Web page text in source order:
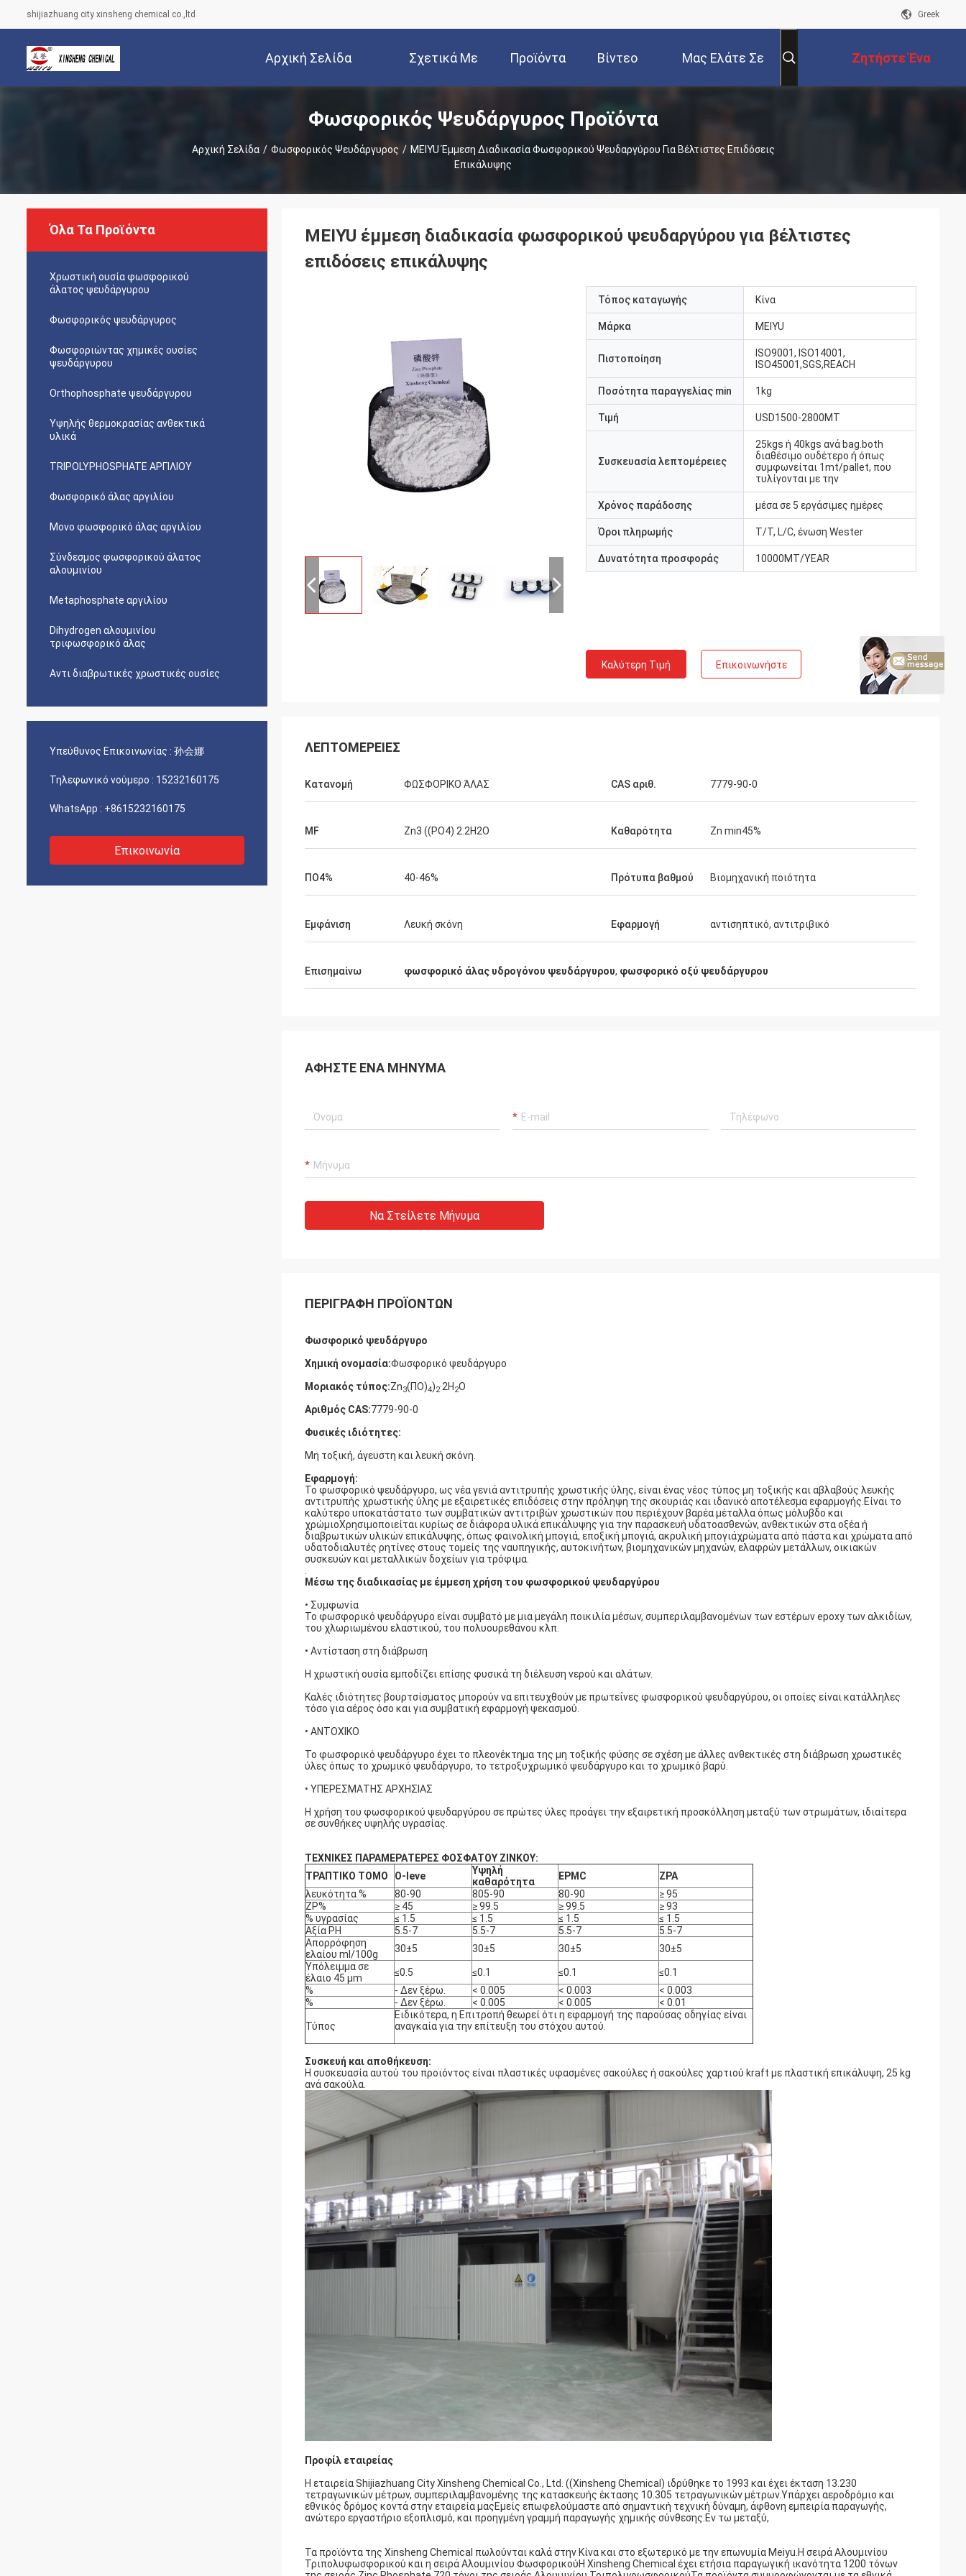
shijiazhuang city xinsheng chemical co.,ltd Greek
Αρχική Σελίδα Σχετικά Με
Εμάς
Προϊόντα Βίντεο Μας Ελάτε Σε Ζητήστε Ένα
Απόσπασμα
Φωσφορικός Ψευδάργυρος Προϊόντα
Αρχική Σελίδα / Φωσφορικός Ψευδάργυρος / MEIYU Έμμεση Διαδικασία Φωσφορικού Ψευδαργύρου Για Βέλτιστες Επιδόσεις
Επικάλυψης
Όλα Τα Προϊόντα
Χρωστική ουσία φωσφορικού
άλατος ψευδάργυρου
Φωσφορικός ψευδάργυρος
Φωσφοριώντας χημικές ουσίες
ψευδάργυρου
Orthophosphate ψευδάργυρου
Υψηλής θερμοκρασίας ανθεκτικά
υλικά
TRIPOLYPHOSPHATE ΑΡΓΙΛΙΟΥ
Φωσφορικό άλας αργιλίου
Μονο φωσφορικό άλας αργιλίου
Σύνδεσμος φωσφορικού άλατος
αλουμινίου
Metaphosphate αργιλίου
Dihydrogen αλουμινίου
τριφωσφορικό άλας
Αντι διαβρωτικές χρωστικές ουσίες
Υπεύθυνος Επικοινωνίας : 孙会娜
Τηλεφωνικό νούμερο : 15232160175
WhatsApp : +8615232160175
Επικοινωνία
MEIYU έμμεση διαδικασία φωσφορικού ψευδαργύρου για βέλτιστες
επιδόσεις επικάλυψης
Τόπος καταγωγής Κίνα
Μάρκα MEIYU
Πιστοποίηση
ISO9001, ISO14001,
ISO45001,SGS,REACH
Ποσότητα παραγγελίας min 1kg
Τιμή USD1500-2800MT
Συσκευασία λεπτομέρειες
25kgs ή 40kgs ανά bag.both
διαθέσιμο ουδέτερο ή όπως
συμφωνείται 1mt/pallet, που
τυλίγονται με την
Χρόνος παράδοσης μέσα σε 5 εργάσιμες ημέρες
Όροι πληρωμής T/T, L/C, ένωση Wester
Δυνατότητα προσφοράς 10000MT/YEAR
Καλύτερη Τιμή Επικοινωνήστε
ΛΕΠΤΟΜΈΡΕΙΕΣ
Κατανομή ΦΩΣΦΟΡΙΚΟ ΆΛΑΣ CAS αριθ. 7779-90-0
MF Zn3 ((PO4) 2.2H2O Καθαρότητα Zn min45%
ΠΟ4% 40-46% Πρότυπα βαθμού Βιομηχανική ποιότητα
Εμφάνιση Λευκή σκόνη Εφαρμογή αντισηπτικό, αντιτριβικό
Επισημαίνω φωσφορικό άλας υδρογόνου ψευδάργυρου, φωσφορικό οξύ ψευδάργυρου
ΑΦΉΣΤΕ ΈΝΑ ΜΉΝΥΜΑ
Να Στείλετε Μήνυμα
ΠΕΡΙΓΡΑΦΉ ΠΡΟΪΌΝΤΩΝ
Φωσφορικό ψευδάργυρο
Χημική ονομασία:Φωσφορικό ψευδάργυρο
Μοριακός τύπος:Zn3(ΠΟ)4)2·2H 2Ο
Αριθμός CAS:7779-90-0
Φυσικές ιδιότητες:
Μη τοξική, άγευστη και λευκή σκόνη.
Εφαρμογή:
Το φωσφορικό ψευδάργυρο, ως νέα γενιά αντιτρυπής χρωστικής ύλης, είναι ένας νέος τύπος μη τοξικής και αβλαβούς λευκής
αντιτρυπής χρωστικής ύλης με εξαιρετικές επιδόσεις στην πρόληψη της σκουριάς και ιδανικό αποτέλεσμα εφαρμογής.Είναι το
καλύτερο υποκατάστατο των συμβατικών αντιτριβών χρωστικών που περιέχουν βαρέα μέταλλα όπως μόλυβδο και
χρώμιοΧρησιμοποιείται κυρίως σε διάφορα υλικά επικάλυψης για την παρασκευή υδατοασθενών, ανθεκτικών στα οξέα ή
διαβρωτικών υλικών επικάλυψης, όπως φαινολική μπογιά, εποξική μπογιά, ακρυλική μπογιάχρώματα από πάστα και χρώματα από
υδατοδιαλυτές ρητίνες στους τομείς της ναυπηγικής, αυτοκινήτων, βιομηχανικών μηχανών, ελαφρών μετάλλων, οικιακών
συσκευών και μεταλλικών δοχείων για τρόφιμα.
Μέσω της διαδικασίας με έμμεση χρήση του φωσφορικού ψευδαργύρου
• Συμφωνία
Το φωσφορικό ψευδάργυρο είναι συμβατό με μια μεγάλη ποικιλία μέσων, συμπεριλαμβανομένων των εστέρων epoxy των αλκιδίων,
του χλωριωμένου ελαστικού, του πολυουρεθάνου κλπ.
• Αντίσταση στη διάβρωση
Η χρωστική ουσία εμποδίζει επίσης φυσικά τη διέλευση νερού και αλάτων.
Καλές ιδιότητες βουρτσίσματος μπορούν να επιτευχθούν με πρωτεΐνες φωσφορικού ψευδαργύρου, οι οποίες είναι κατάλληλες
τόσο για αέρος όσο και για συμβατική εφαρμογή ψεκασμού.
• ΑΝΤΟΧΙΚΟ
Το φωσφορικό ψευδάργυρο έχει το πλεονέκτημα της μη τοξικής φύσης σε σχέση με άλλες ανθεκτικές στη διάβρωση χρωστικές
ύλες όπως το χρωμικό ψευδάργυρο, το τετροξυχρωμικό ψευδάργυρο και το χρωμικό βαρύ.
• ΥΠΕΡΕΣΜΑΤΗΣ ΑΡΧΗΣΙΑΣ
Η χρήση του φωσφορικού ψευδαργύρου σε πρώτες ύλες προάγει την εξαιρετική προσκόλληση μεταξύ των στρωμάτων, ιδιαίτερα
σε συνθήκες υψηλής υγρασίας.
ΤΕΧΝΙΚΕΣ ΠΑΡΑΜΕΡΑΤΕΡΕΣ ΦΟΣΦΑΤΟΥ ΖΙΝΚΟΥ:
ΤΡΑΠΤΙΚΟ ΤΟΜΟ
O-leve
Υψηλή
καθαρότητα
EPMC
ZPA
λευκότητα %
80-90 805-90 80-90
≥ 95
ZP%
≥ 45 ≥ 99.5 ≥ 99.5
≥ 93
% υγρασίας
≤ 1.5 ≤ 1.5 ≤ 1.5
≤ 1.5
Αξία PH
5.5-7 5.5-7 5.5-7
5.5-7
Απορρόφηση
ελαίου ml/100g
30±5 30±5 30±5
30±5
Υπόλειμμα σε
έλαιο 45 μm
≤0.5 ≤0.1 ≤0.1
≤0.1
%
- Δεν ξέρω. < 0.005 < 0.003
< 0.003
%
- Δεν ξέρω. < 0.005 < 0.005 < 0.01
Τύπος
Ειδικότερα, η Επιτροπή θεωρεί ότι η εφαρμογή της παρούσας οδηγίας είναι
αναγκαία για την επίτευξη του στόχου αυτού.
Συσκευή και αποθήκευση:
Η συσκευασία αυτού του προϊόντος είναι πλαστικές υφασμένες σακούλες ή σακούλες χαρτιού kraft με πλαστική επικάλυψη, 25 kg
ανά σακούλα.
Προφίλ εταιρείας
Η εταιρεία Shijiazhuang City Xinsheng Chemical Co., Ltd. ((Xinsheng Chemical) ιδρύθηκε το 1993 και έχει έκταση 13.230
τετραγωνικών μέτρων, συμπεριλαμβανομένης της κατασκευής έκτασης 10.305 τετραγωνικών μέτρων.Υπάρχει αεροδρόμιο και
εθνικός δρόμος κοντά στην εταιρεία μαςΕμείς επωφελούμαστε από σημαντική τεχνική δύναμη, άφθονη εμπειρία παραγωγής,
ανώτερο εργαστήριο εξοπλισμό, και προηγμένη γραμμή παραγωγής χημικής σύνθεσης.Εν τω μεταξύ,
Τα προϊόντα της Xinsheng Chemical πωλούνται καλά στην Κίνα και στο εξωτερικό με την επωνυμία Meiyu.Η σειρά Αλουμινίου
Τριπολυφωσφορικού και η σειρά Αλουμινίου ΦωσφορικούΗ Xinsheng Chemical έχει ετήσια παραγωγική ικανότητα 1200 τόνων